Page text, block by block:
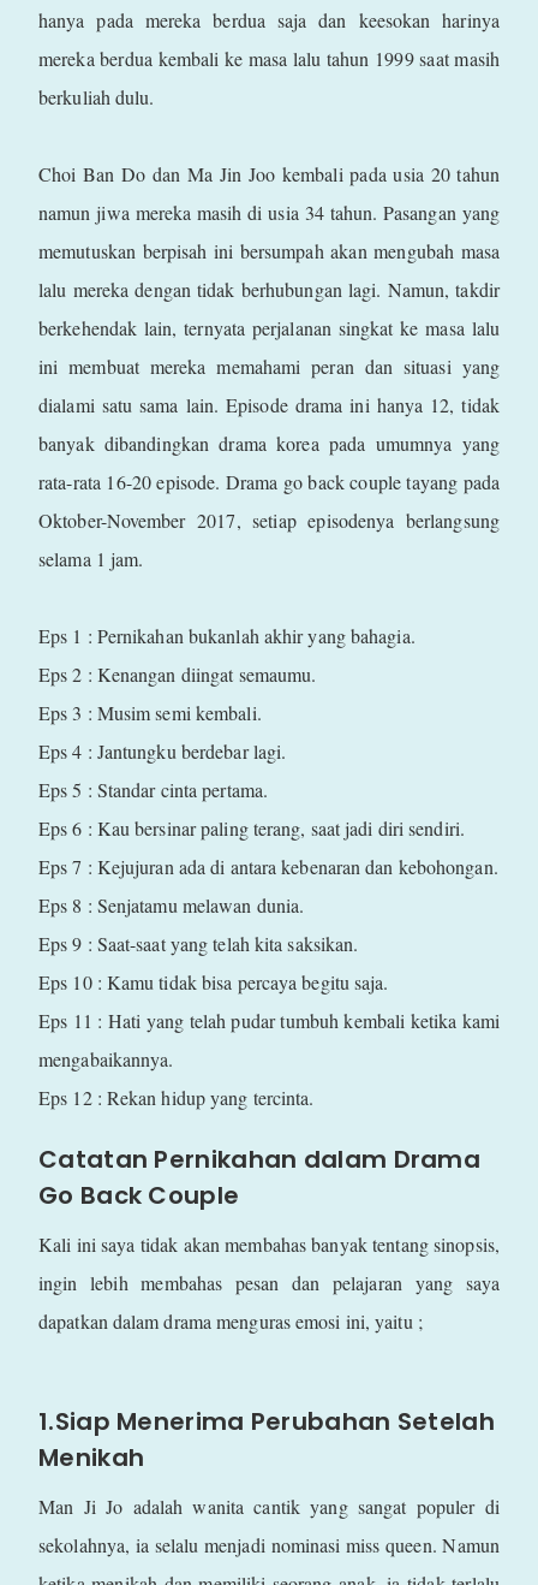
hanya pada mereka berdua saja dan keesokan harinya
mereka berdua kembali ke masa lalu tahun 1999 saat masih
berkuliah dulu.
Choi Ban Do dan Ma Jin Joo kembali pada usia 20 tahun
namun jiwa mereka masih di usia 34 tahun. Pasangan yang
memutuskan berpisah ini bersumpah akan mengubah masa
lalu mereka dengan tidak berhubungan lagi. Namun, takdir
berkehendak lain, ternyata perjalanan singkat ke masa lalu
ini membuat mereka memahami peran dan situasi yang
dialami satu sama lain. Episode drama ini hanya 12, tidak
banyak dibandingkan drama korea pada umumnya yang
rata-rata 16-20 episode. Drama go back couple tayang pada
Oktober-November 2017, setiap episodenya berlangsung
selama 1 jam.
Eps 1 : Pernikahan bukanlah akhir yang bahagia.
Eps 2 : Kenangan diingat semaumu.
Eps 3 : Musim semi kembali.
Eps 4 : Jantungku berdebar lagi.
Eps 5 : Standar cinta pertama.
Eps 6 : Kau bersinar paling terang, saat jadi diri sendiri.
Eps 7 : Kejujuran ada di antara kebenaran dan kebohongan.
Eps 8 : Senjatamu melawan dunia.
Eps 9 : Saat-saat yang telah kita saksikan.
Eps 10 : Kamu tidak bisa percaya begitu saja.
Eps 11 : Hati yang telah pudar tumbuh kembali ketika kami
mengabaikannya.
Eps 12 : Rekan hidup yang tercinta.
Catatan Pernikahan dalam Drama
Go Back Couple
Kali ini saya tidak akan membahas banyak tentang sinopsis,
ingin lebih membahas pesan dan pelajaran yang saya
dapatkan dalam drama menguras emosi ini, yaitu ;
1.Siap Menerima Perubahan Setelah
Menikah
Man Ji Jo adalah wanita cantik yang sangat populer di
sekolahnya, ia selalu menjadi nominasi miss queen. Namun